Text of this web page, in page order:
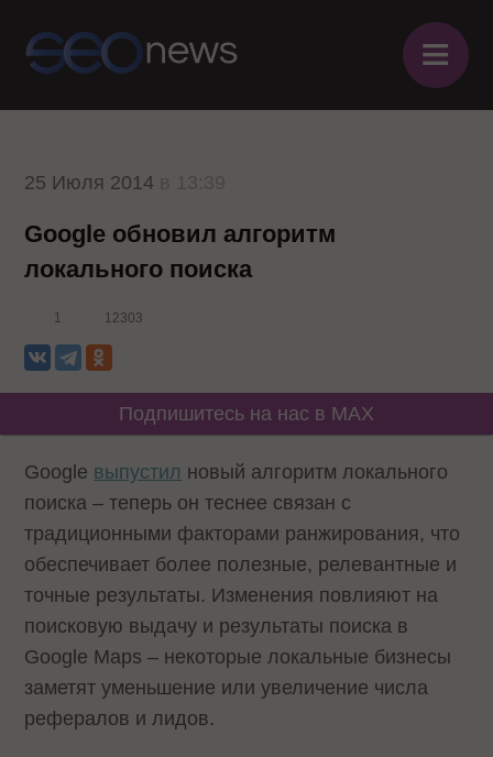
≡
25 Июля 2014
Google обновил алгоритм
локального поиска
1 12303
Подпишитесь на нас в MAX
Google выпустил новый алгоритм локального
поиска – теперь он теснее связан с
традиционными факторами ранжирования, что
обеспечивает более полезные, релевантные и
точные результаты. Изменения повлияют на
поисковую выдачу и результаты поиска в
Google Maps – некоторые локальные бизнесы
заметят уменьшение или увеличение числа
рефералов и лидов.